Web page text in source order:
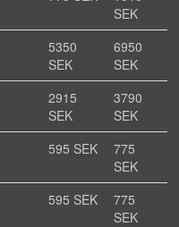
SEK
5350
SEK
6950
SEK
2915
SEK
3790
SEK
595 SEK
775
SEK
595 SEK
775
SEK